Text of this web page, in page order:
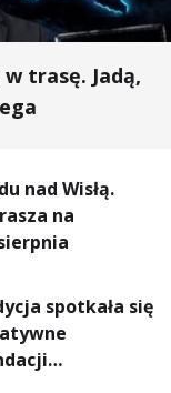
trasę. Jadą,
nad Wisłą.
na
spotkała się